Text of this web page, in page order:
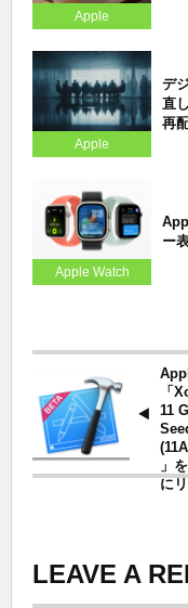
Apple
Apple
デ
直
再
Apple Watch
ー
「
11
」
に
LEAVE A